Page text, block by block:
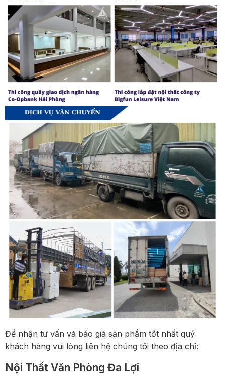
Để nhận tư vấn và báo giá sản phẩm tốt nhất quý
khách hàng vui lòng liên hệ chúng tôi theo địa chỉ:
Nội Thất Văn Phòng Đa Lợi